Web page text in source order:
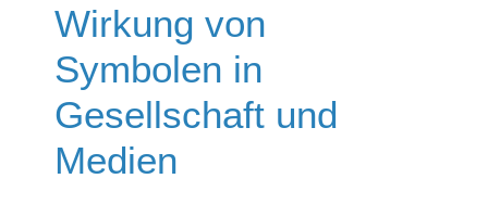
Wirkung von
Symbolen in
Gesellschaft und
Medien